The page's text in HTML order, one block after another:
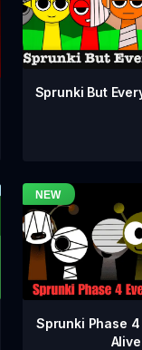
Sprunki But
Sprunki Phase
Alive